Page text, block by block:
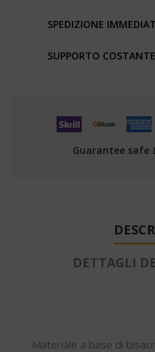
SPEDIZIONE
SUPPORTO COSTANTE
Guarantee safe
DETTAGLI
Materiale a base di